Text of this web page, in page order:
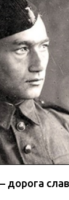
дорога